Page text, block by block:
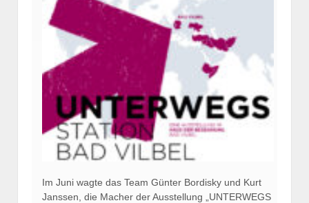
Im Juni wagte das Team Günter Bordisky und Kurt
Janssen, die Macher der Ausstellung „UNTERWEGS